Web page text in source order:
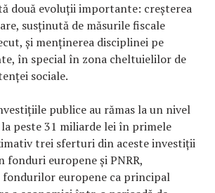
două evoluții importante: creșterea
susținută de măsurile fiscale
și menținerea disciplinei pe
în special în zona cheltuielilor de
sociale.
publice au rămas la un nivel
peste 31 miliarde lei în primele
trei sferturi din aceste investiții
europene și PNRR,
europene ca principal